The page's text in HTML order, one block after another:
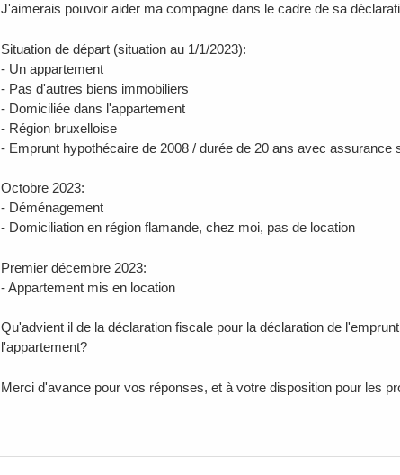
J'aimerais pouvoir aider ma compagne dans le cadre de sa
Situation de départ (situation au 1/1/2023):
- Un appartement
- Pas d'autres biens immobiliers
- Domiciliée dans l'appartement
- Région bruxelloise
- Emprunt hypothécaire de 2008 / durée de 20 ans avec assurance
Octobre 2023:
- Déménagement
- Domiciliation en région flamande, chez moi, pas de location
Premier décembre 2023:
- Appartement mis en location
Qu'advient il de la déclaration fiscale pour la déclaration de
l'appartement?
Merci d'avance pour vos réponses, et à votre disposition pour les